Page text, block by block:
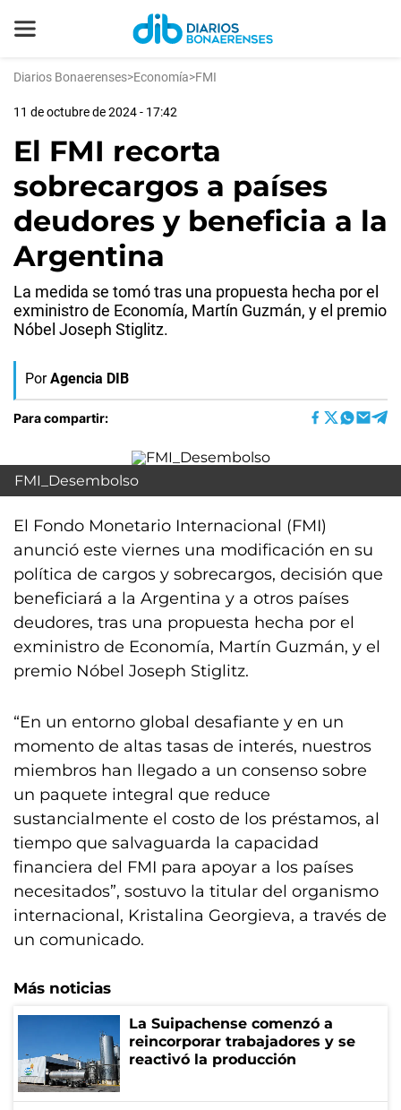
Diarios Bonaerenses>Economía>FMI
11 de octubre de 2024 - 17:42
El FMI recorta
sobrecargos a países
deudores y beneficia a la
Argentina
La medida se tomó tras una propuesta hecha por el
exministro de Economía, Martín Guzmán, y el premio
Nóbel Joseph Stiglitz.
Por Agencia DIB
Para compartir:
FMI_Desembolso
El Fondo Monetario Internacional (FMI)
anunció este viernes una modificación en su
política de cargos y sobrecargos, decisión que
beneficiará a la Argentina y a otros países
deudores, tras una propuesta hecha por el
exministro de Economía, Martín Guzmán, y el
premio Nóbel Joseph Stiglitz.
“En un entorno global desafiante y en un
momento de altas tasas de interés, nuestros
miembros han llegado a un consenso sobre
un paquete integral que reduce
sustancialmente el costo de los préstamos, al
tiempo que salvaguarda la capacidad
financiera del FMI para apoyar a los países
necesitados”, sostuvo la titular del organismo
internacional, Kristalina Georgieva, a través de
un comunicado.
Más noticias
La Suipachense comenzó a
reincorporar trabajadores y se
reactivó la producción